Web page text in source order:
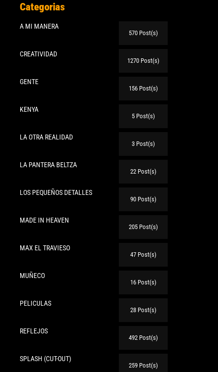
Categorias
A MI MANERA
570 Post(s)
CREATIVIDAD
1270 Post(s)
GENTE
156 Post(s)
KENYA
5 Post(s)
LA OTRA REALIDAD
3 Post(s)
LA PANTERA BELTZA
22 Post(s)
LOS PEQUEÑOS DETALLES
90 Post(s)
MADE IN HEAVEN
205 Post(s)
MAX EL TRAVIESO
47 Post(s)
MUÑECO
16 Post(s)
PELICULAS
28 Post(s)
REFLEJOS
492 Post(s)
SPLASH (CUT-OUT)
259 Post(s)